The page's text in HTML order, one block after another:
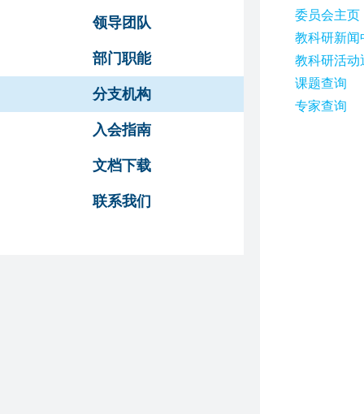
领导团队
部门职能
分支机构
入会指南
文档下载
联系我们
委员会主页
教科研新闻
教科研活动
课题查询
专家查询